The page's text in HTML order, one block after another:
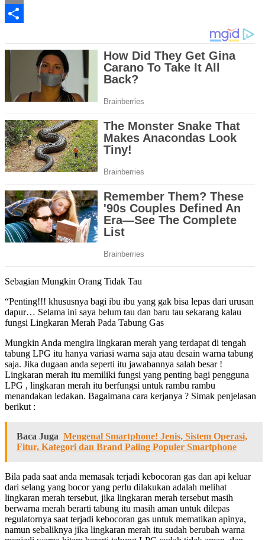
Email
Sebagian Mungkin Orang Tidak Tau
“Penting!!! khususnya bagi ibu ibu yang gak bisa lepas dari urusan
dapur… Selama ini saya belum tau dan baru tau sekarang kalau
fungsi Lingkaran Merah Pada Tabung Gas
Mungkin Anda mengira lingkaran merah yang terdapat di tengah
tabung LPG itu hanya variasi warna saja atau desain warna tabung
saja. Jika dugaan anda seperti itu jawabannya salah besar !
Lingkaran merah itu memiliki fungsi yang penting bagi pengguna
LPG , lingkaran merah itu berfungsi untuk rambu rambu
menandakan ledakan. Bagaimana cara kerjanya ? Simak penjelasan
berikut :
Baca Juga Mengenal Smartphone! Jenis, Sistem Operasi,
Fitur, Kategori dan Brand Paling Populer Smartphone
Bila pada saat anda memasak terjadi kebocoran gas dan api keluar
dari selang yang bocor yang perlu dilakukan adalah melihat
lingkaran merah tersebut, jika lingkaran merah tersebut masih
berwarna merah berarti tabung itu masih aman untuk dilepas
regulatornya saat terjadi kebocoran gas untuk mematikan apinya,
namun sebaliknya jika lingkaran merah itu sudah berubah warna